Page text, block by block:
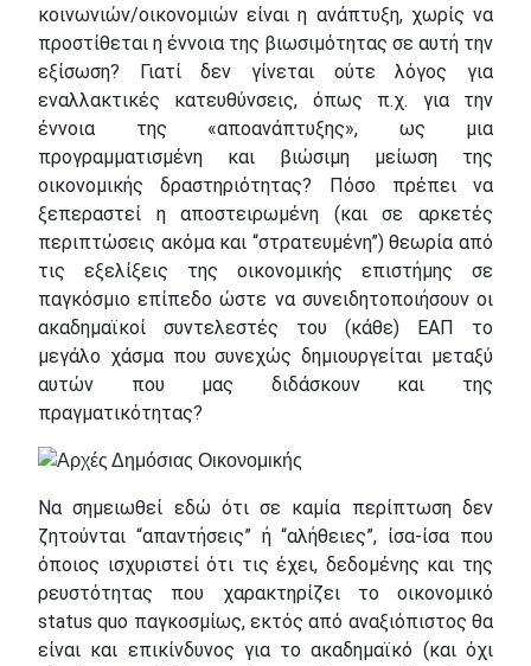
κοινωνιών/οικονομιών είναι η ανάπτυξη, χωρίς να
προστίθεται η έννοια της βιωσιμότητας σε αυτή την
εξίσωση? Γιατί δεν γίνεται ούτε λόγος για
εναλλακτικές κατευθύνσεις, όπως π.χ. για την
έννοια της «αποανάπτυξης», ως μια
προγραμματισμένη και βιώσιμη μείωση της
οικονομικής δραστηριότητας? Πόσο πρέπει να
ξεπεραστεί η αποστειρωμένη (και σε αρκετές
περιπτώσεις ακόμα και “στρατευμένη”) θεωρία από
τις εξελίξεις της οικονομικής επιστήμης σε
παγκόσμιο επίπεδο ώστε να συνειδητοποιήσουν οι
ακαδημαϊκοί συντελεστές του (κάθε) ΕΑΠ το
μεγάλο χάσμα που συνεχώς δημιουργείται μεταξύ
αυτών που μας διδάσκουν και της
πραγματικότητας?
Να σημειωθεί εδώ ότι σε καμία περίπτωση δεν
ζητούνται “απαντήσεις” ή “αλήθειες”, ίσα-ίσα που
όποιος ισχυριστεί ότι τις έχει, δεδομένης και της
ρευστότητας που χαρακτηρίζει το οικονομικό
status quo παγκοσμίως, εκτός από αναξιόπιστος θα
είναι και επικίνδυνος για το ακαδημαϊκό (και όχι